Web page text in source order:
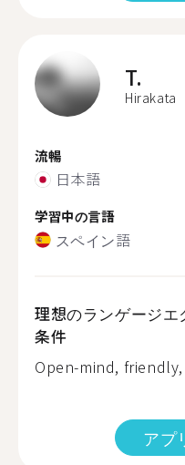
T.
Hirakata
流暢
日本語
学習中の言語
スペイン語
理想のランゲージ
条件
Open-mind,
アプ